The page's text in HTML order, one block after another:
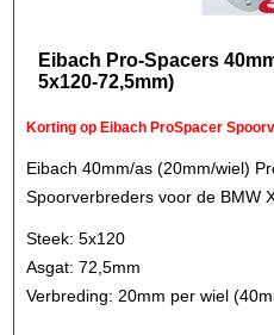
Eibach Pro-Spacers
5x120-72,5mm)
Korting op Eibach ProSpacer
Eibach 40mm/as (20mm/wiel)
Spoorverbreders voor de BMW
Steek: 5x120
Asgat: 72,5mm
Verbreding: 20mm per wiel